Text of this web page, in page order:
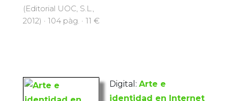
(Editorial UOC, S.L.,
2012) · 104 pàg. · 11 €
Digital: Arte e
identidad en Internet